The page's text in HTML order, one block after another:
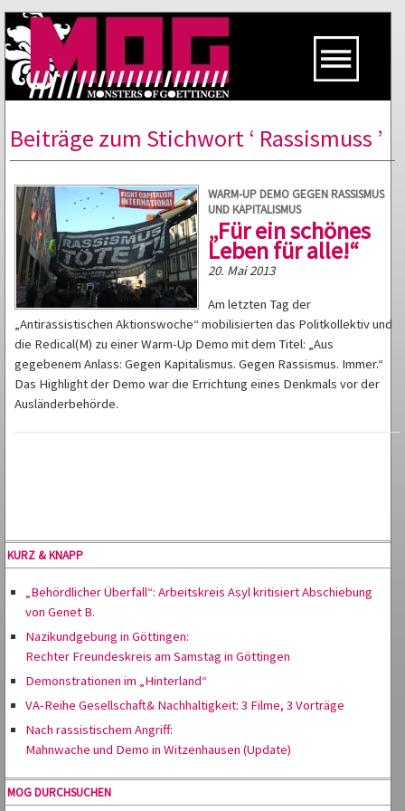
Beiträge zum Stichwort ‘ Rassismuss ’
WARM-UP DEMO GEGEN RASSISMUS
UND KAPITALISMUS
„Für ein schönes
Leben für alle!“
20. Mai 2013
Am letzten Tag der
„Antirassistischen Aktionswoche“ mobilisierten das Politkollektiv und
die Redical(M) zu einer Warm-Up Demo mit dem Titel: „Aus
gegebenem Anlass: Gegen Kapitalismus. Gegen Rassismus. Immer.“
Das Highlight der Demo war die Errichtung eines Denkmals vor der
Ausländerbehörde.
KURZ & KNAPP
„Behördlicher Überfall“: Arbeitskreis Asyl kritisiert Abschiebung
von Genet B.
Nazikundgebung in Göttingen:
Rechter Freundeskreis am Samstag in Göttingen
Demonstrationen im „Hinterland“
VA-Reihe Gesellschaft& Nachhaltigkeit: 3 Filme, 3 Vorträge
Nach rassistischem Angriff:
Mahnwache und Demo in Witzenhausen (Update)
MOG DURCHSUCHEN